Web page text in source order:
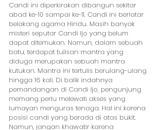
Candi ini diperkirakan dibangun sekitar
abad ke-10 sampai ke-11. Candi ini berlatar
belakang agama Hindu. Masih banyak
misteri seputar Candi Ijo yang belum
dapat ditemukan. Namun, dalam sebuah
batu, terdapat tulisan mantra yang
diduga merupakan sebuah mantra
kutukan. Mantra ini tertulis berulang-ulang
hingga 16 kali. Di balik indahnya
pemandangan di Candi Ijo, pengunjung
memang perlu melewati akses yang
lumayan menguras tenaga. Hal ini karena
posisi candi yang berada di atas bukit.
Namun, jangan khawatir karena